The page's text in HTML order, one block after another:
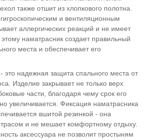
также отшит из хлопкового полотна.
и вентиляционным
аллергических реакций и не имеет
наматрасник создает правильный
места и обеспечивает его
- это надежная защита спального места от
Изделие закрывает не только верх
части, благодаря чему срок его
увеличивается. Фиксация наматрасника
вшитой резинкой - она
и не мешает комфортному отдыху.
аксессуара не позволит простыням